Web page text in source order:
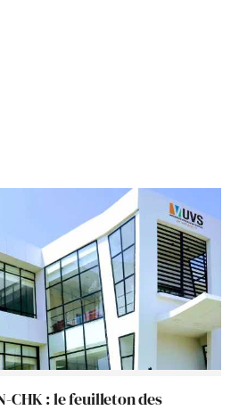
CHK : le feuilleton des